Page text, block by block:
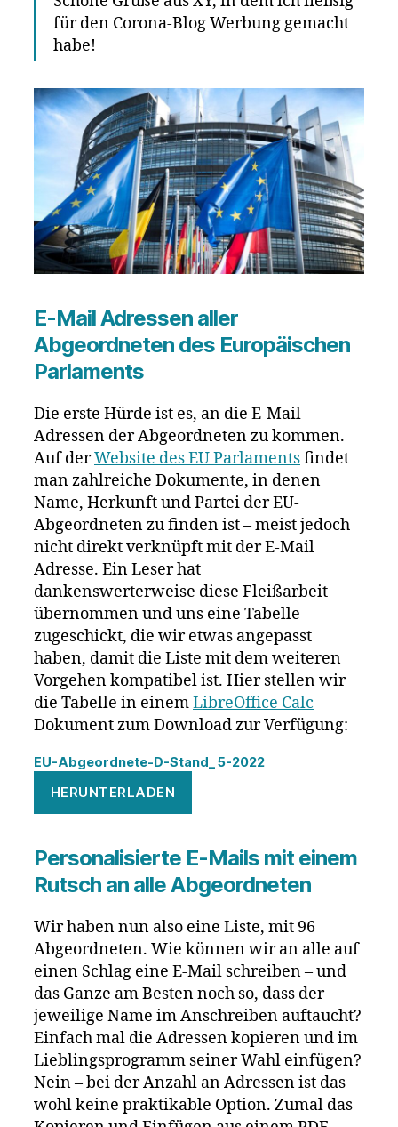
für den Corona-Blog Werbung gemacht
habe!
E-Mail Adressen aller
Abgeordneten des Europäischen
Parlaments
Die erste Hürde ist es, an die E-Mail
Adressen der Abgeordneten zu kommen.
Auf derWebsite des EU Parlamentsfindet
man zahlreiche Dokumente, in denen
Name, Herkunft und Partei der EU-
Abgeordneten zu finden ist – meist jedoch
nicht direkt verknüpft mit der E-Mail
Adresse. Ein Leser hat
dankenswerterweise diese Fleißarbeit
übernommen und uns eine Tabelle
zugeschickt, die wir etwas angepasst
haben, damit die Liste mit dem weiteren
Vorgehen kompatibel ist. Hier stellen wir
die Tabelle in einemLibreOffice Calc
Dokument zum Download zur Verfügung:
EU-Abgeordnete-D-Stand_ 5-2022
HERUNTERLADEN
Personalisierte E-Mails mit einem
Rutsch an alle Abgeordneten
Wir haben nun also eine Liste, mit 96
Abgeordneten. Wie können wir an alle auf
einen Schlag eine E-Mail schreiben – und
das Ganze am Besten noch so, dass der
jeweilige Name im Anschreiben auftaucht?
Einfach mal die Adressen kopieren und im
Lieblingsprogramm seiner Wahl einfügen?
Nein – bei der Anzahl an Adressen ist das
wohl keine praktikable Option. Zumal das